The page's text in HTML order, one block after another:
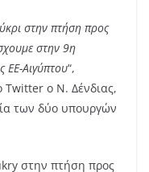
στην πτήση προς
στην 9η
ΕΕ-Αιγύπτου“,
Twitter ο Ν. Δένδιας,
των δύο υπουργών
στην πτήση προς